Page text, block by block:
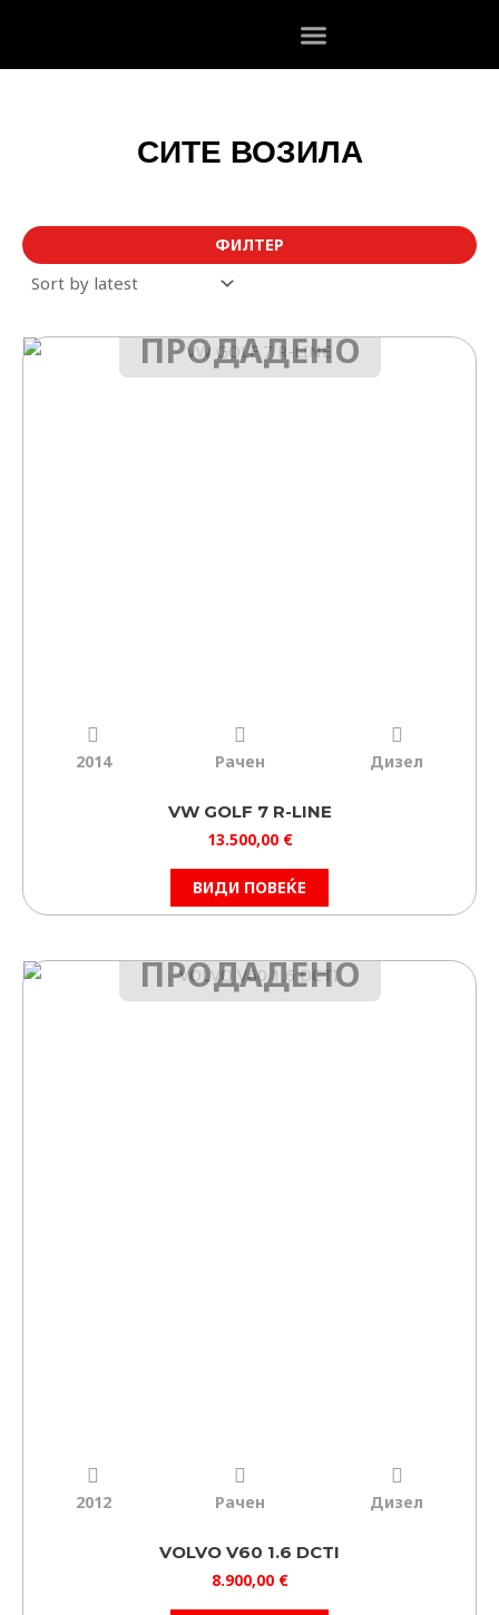
content
СИТЕ ВОЗИЛА
ФИЛТЕР
ПРОДАДЕНО
2014 Рачен Дизел
VW GOLF 7 R-LINE
13.500,00 €
ВИДИ ПОВЕЌЕ
ПРОДАДЕНО
2012 Рачен Дизел
VOLVO V60 1.6 DCTI
8.900,00 €